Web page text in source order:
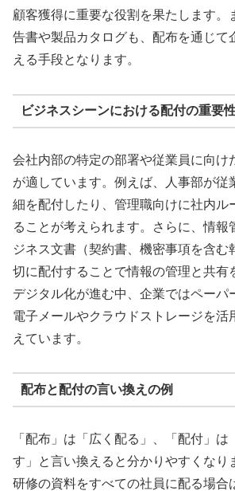
顧客獲得に重要な役割を果たします。
告書や製品カタログも、配布を通じて
える手段となります。
ビジネスシーンにおける配付の重要
会社内部の特定の部署や従業員に向け
が適しています。例えば、人事部が従
細を配付したり、管理職向けに社内ル
ることが考えられます。さらに、情報
ジネス文書（契約書、機密事項を含む
切に配付することで情報の管理と共有
デジタル化が進む中、企業ではペーパ
電子メールやクラウドストレージを活
えています。
配布と配付の言い換えの例
「配布」は「広く配る」、「配付」
す」と言い換えると分かりやすくなり
研修の資料をすべての社員に配る場合